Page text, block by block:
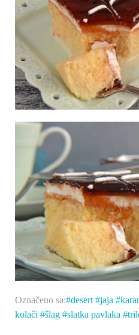
Označeno sa: desert jaja
kolači
šlag slatka pavlaka